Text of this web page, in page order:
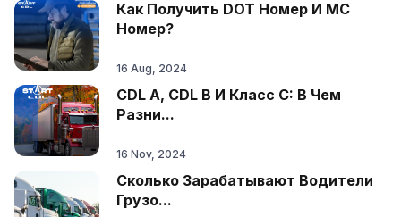
Как Получить DOT Номер И MC
Номер?
16 Aug, 2024
CDL A, CDL B И Класс C: В Чем
Разни...
16 Nov, 2024
Сколько Зарабатывают Водители
Грузо...